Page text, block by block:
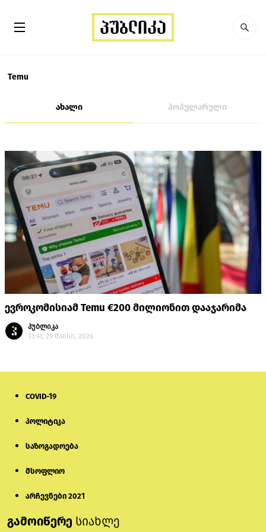
Temu
ახალი პოპულარული
ევროკომისიამ Temu €200 მილიონით დააჯარიმა
პუბლიკა
13:41, 29 მაისი, 2026
COVID-19
პოლიტიკა
საზოგადოება
მსოფლიო
არჩევნები 2021
გამოიწერე სიახლე